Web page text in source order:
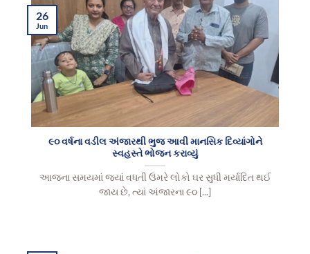
૯૦ વર્ષના વડીલ અંજારથી ભુજ આવી માનસિક દિવ્યાંગોને
સ્વહસ્તે ભોજન કરાવ્યું
આજના સમયમાં જ્યાં વધતી ઉંમરે લોકો ઘર સુધી મર્યાદિત થઈ
જાય છે, ત્યાં અંજારના ૯૦ [...]
26
Jun